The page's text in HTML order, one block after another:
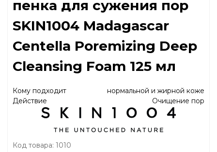
пенка для сужения пор
SKIN1004 Madagascar
Centella Poremizing Deep
Cleansing Foam 125 мл
Кому подходит
нормальной и жирной коже
Действие
Очищение пор
Код товара: 1010